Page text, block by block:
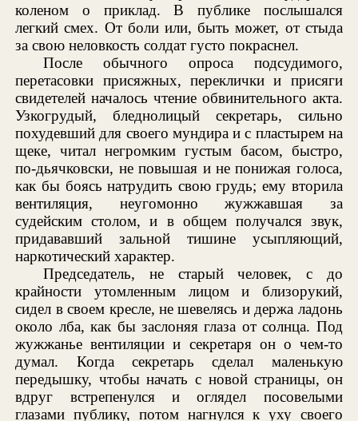
коленом о приклад. В публике послышался
легкий смех. От боли или, быть может, от стыда
за свою неловкость солдат густо покраснел.
После обычного опроса подсудимого,
перетасовки присяжных, переклички и присяги
свидетелей началось чтение обвинительного акта.
Узкогрудый, бледнолицый секретарь, сильно
похудевший для своего мундира и с пластырем на
щеке, читал негромким густым басом, быстро,
по-дьячковски, не повышая и не понижая голоса,
как бы боясь натрудить свою грудь; ему вторила
вентиляция, неугомонно жужжавшая за
судейским столом, и в общем получался звук,
придававший зальной тишине усыпляющий,
наркотический характер.
Председатель, не старый человек, с до
крайности утомленным лицом и близорукий,
сидел в своем кресле, не шевелясь и держа ладонь
около лба, как бы заслоняя глаза от солнца. Под
жужжанье вентиляции и секретаря он о чем-то
думал. Когда секретарь сделал маленькую
передышку, чтобы начать с новой страницы, он
вдруг встрепенулся и оглядел посовелыми
глазами публику, потом нагнулся к уху своего